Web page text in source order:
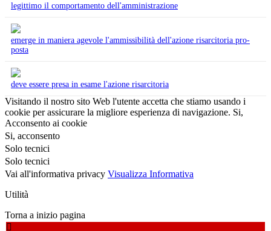
legittimo il comportamento dell'amministrazione
emerge in maniera agevole l'ammissibilità dell'azione risarcitoria pro-
posta
deve essere presa in esame l'azione risarcitoria
Visitando il nostro sito Web l'utente accetta che stiamo usando i
cookie per assicurare la migliore esperienza di navigazione. Si,
Acconsento ai cookie
Si, acconsento
Solo tecnici
Solo tecnici
Vai all'informativa privacy Visualizza Informativa
Utilità
Torna a inizio pagina